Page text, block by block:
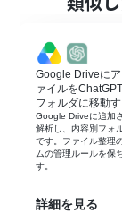
■フローボット
ントを
次に、ト
ルダ内に
いうアクシ
オペレー
ロードする
ファイルを
続けて、
ションを設
ます。
Google Driveに
ァイルを
フォルダに移動
Google Driveに追加
解析し、内容別フォ
です。ファイル整理
ムの管理ルールを保
す。
詳細を見る